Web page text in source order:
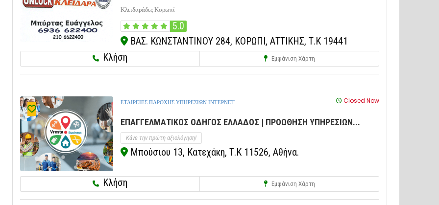
Κλειδαράδες Κορωπί
5.0
ΒΑΣ. ΚΩΝΣΤΑΝΤΙΝΟΥ 284, ΚΟΡΩΠΙ, ΑΤΤΙΚΗΣ, Τ.Κ 19441
Κλήση
Εμφάνιση Χάρτη
ΕΤΑΙΡΕΙΕΣ ΠΑΡΟΧΗΣ ΥΠΗΡΕΣΙΩΝ ΙΝΤΕΡΝΕΤ Closed Now
ΕΠΑΓΓΕΛΜΑΤΙΚΟΣ ΟΔΗΓΟΣ ΕΛΛΑΔΟΣ | ΠΡΟΩΘΗΣΗ ΥΠΗΡΕΣΙΩΝ...
Κάνε την πρώτη αξιολόγηση!
Μπούσιου 13, Κατεχάκη, Τ.Κ 11526, Αθήνα.
Κλήση Εμφάνιση Χάρτη